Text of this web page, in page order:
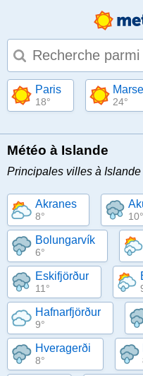
Type 1 or more
Paris
18° 24°
Météo à Islande
Principales villes à Islande
Akranes
8° 10°
Bolungarvík
6°
Eskifjörður
11°
Hafnarfjörður
9°
Hveragerði
8°